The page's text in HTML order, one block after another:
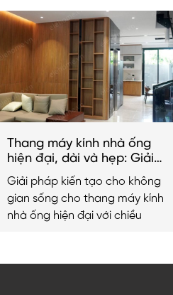
Thang máy kính nhà ống
hiện đại, dài và hẹp: Giải
pháp kiến tạo không gian
sống 2026
Giải pháp kiến tạo cho không
gian sống cho thang máy kính
nhà ống hiện đại với chiều